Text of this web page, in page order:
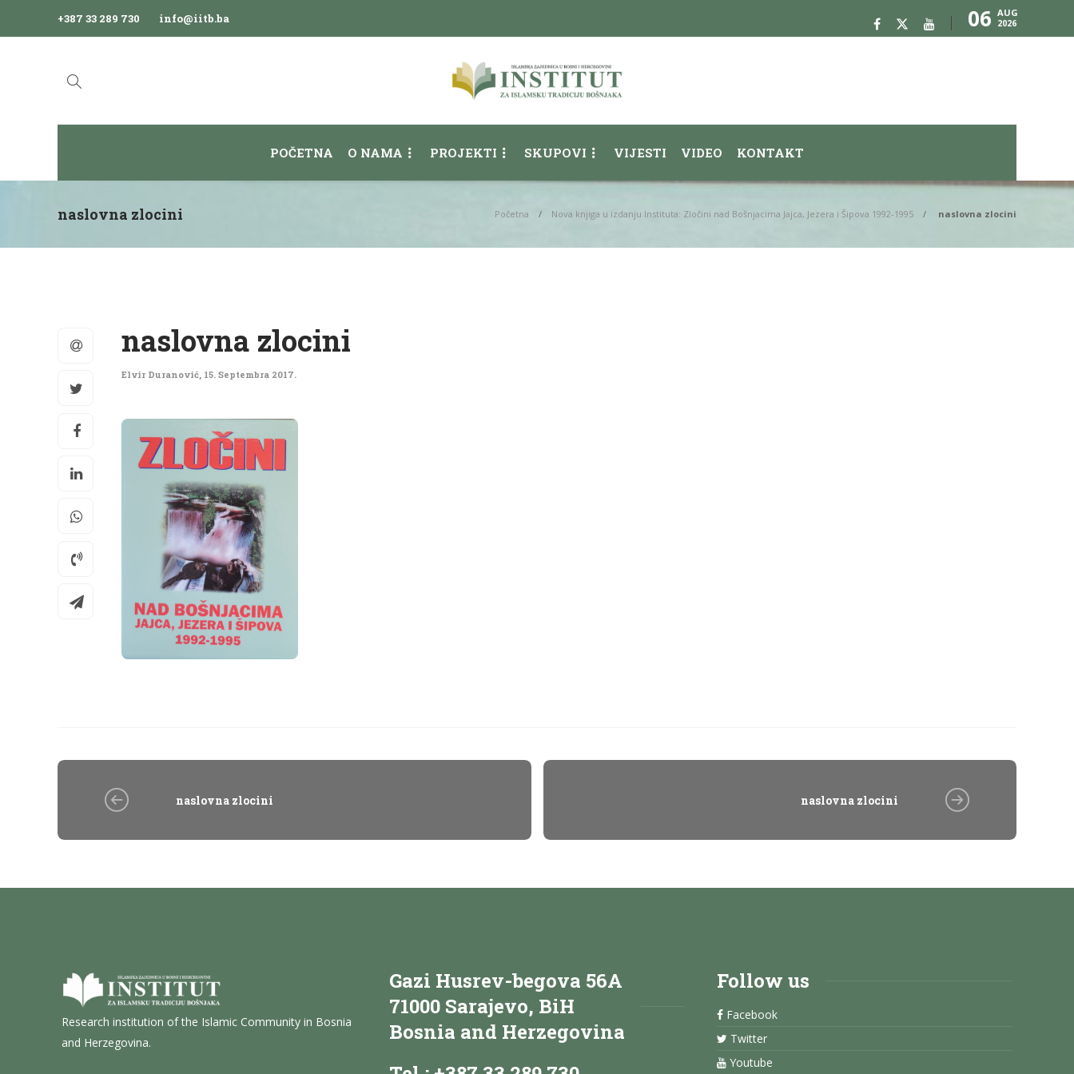
+387 33 289 730 info@iitb.ba 06 AUG
2026
POČETNA O NAMA PROJEKTI SKUPOVI VIJESTI VIDEO KONTAKT
naslovna zlocini Početna Nova knjiga u izdanju Instituta: Zločini nad Bošnjacima Jajca, Jezera i Šipova 1992-1995 naslovna zlocini
naslovna zlocini
Elvir Duranović, 15. Septembra 2017.
naslovna zlocini naslovna zlocini
Research institution of the Islamic Community in Bosnia
and Herzegovina.
Gazi Husrev-begova 56A
71000 Sarajevo, BiH
Bosnia and Herzegovina
Follow us
Facebook
Twitter
Youtube